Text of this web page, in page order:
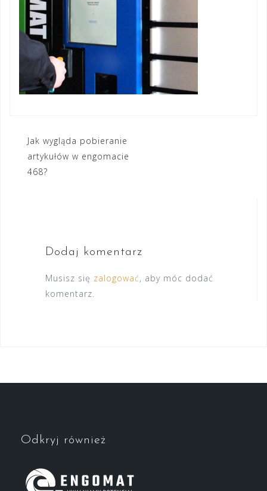
Nawigacja
wpisu
Jak wygląda pobieranie
artykułów w engomacie
468?
Dodaj komentarz
Musisz się zalogować, aby móc dodać
komentarz.
Odkryj również